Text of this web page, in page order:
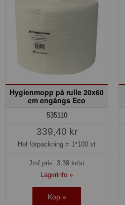
Hygienmopp på rulle 20x60
cm engångs Eco
535110
339,40 kr
Hel förpackning = 1*100 st
Jmf.pris: 3,39 kr/st
Lagerinfo »
Köp »